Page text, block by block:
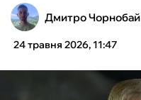
ТЕНІС
КІБЕРСПОРТ
Дмитро Чорнобай
24 травня 2026, 11:47